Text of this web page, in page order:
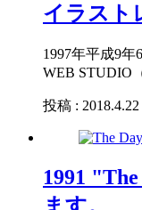
イラスト
1997年平成9
WEB STUDIO
投稿 : 2018.4.22
1991